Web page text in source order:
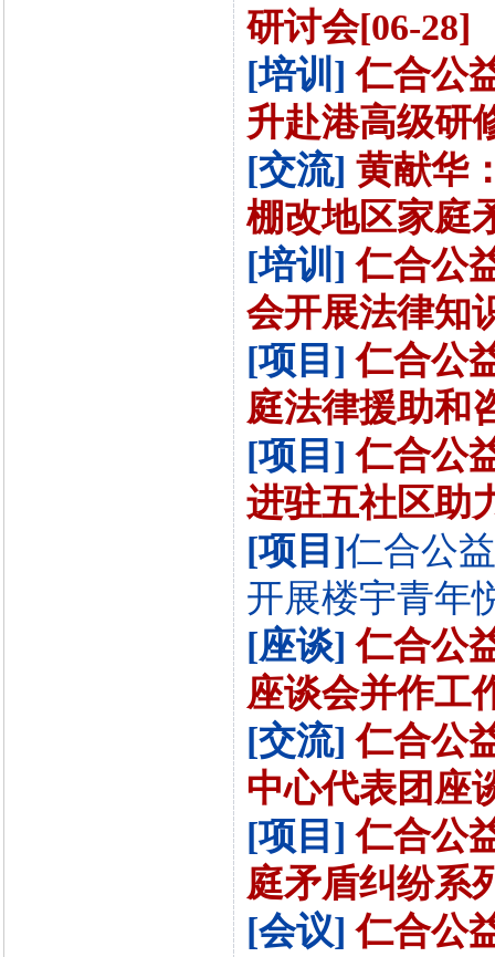
研讨会[06-28]
[培训] 仁合公
升赴港高级研
[交流] 黄献华
棚改地区家庭
[培训] 仁合公
会开展法律知
[项目] 仁合公
庭法律援助和
[项目] 仁合公
进驻五社区助
[项目]仁合公
开展楼宇青年
[座谈] 仁合公
座谈会并作工
[交流] 仁合公
中心代表团座
[项目] 仁合公
庭矛盾纠纷系
[会议] 仁合公